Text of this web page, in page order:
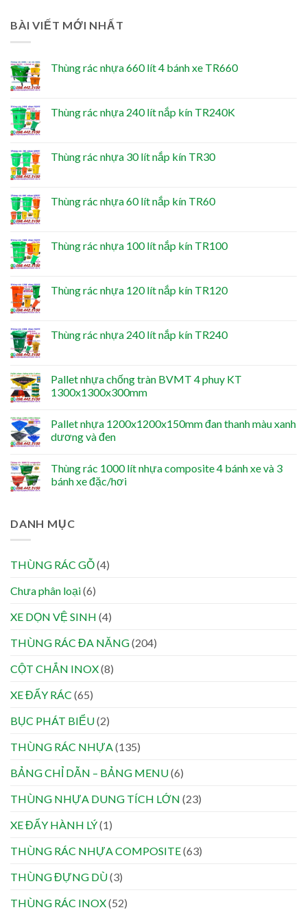
BÀI VIẾT MỚI NHẤT
Thùng rác nhựa 660 lít 4 bánh xe TR660
Thùng rác nhựa 240 lít nắp kín TR240K
Thùng rác nhựa 30 lít nắp kín TR30
Thùng rác nhựa 60 lít nắp kín TR60
Thùng rác nhựa 100 lít nắp kín TR100
Thùng rác nhựa 120 lít nắp kín TR120
Thùng rác nhựa 240 lít nắp kín TR240
Pallet nhựa chống tràn BVMT 4 phuy KT
1300x1300x300mm
Pallet nhựa 1200x1200x150mm đan thanh màu xanh
dương và đen
Thùng rác 1000 lít nhựa composite 4 bánh xe và 3
bánh xe đặc/hơi
DANH MỤC
THÙNG RÁC GỖ(4)
Chưa phân loại(6)
XE DỌN VỆ SINH (4)
THÙNG RÁC ĐA NĂNG(204)
CỘT CHẮN INOX(8)
XE ĐẨY RÁC (65)
BỤC PHÁT BIỂU(2)
THÙNG RÁC NHỰA(135)
BẢNG CHỈ DẪN – BẢNG MENU(6)
THÙNG NHỰA DUNG TÍCH LỚN (23)
XE ĐẨY HÀNH LÝ(1)
THÙNG RÁC NHỰA COMPOSITE(63)
THÙNG ĐỰNG DÙ(3)
THÙNG RÁC INOX(52)